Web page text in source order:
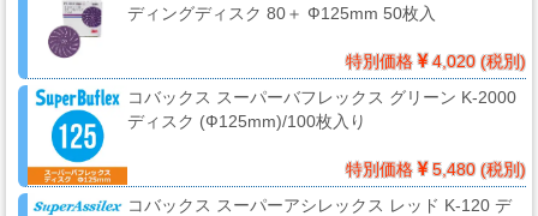
ラ
ディングディスク 80＋ Ф125mm 50枚入
特別価格
4,020 (税別)
コバックス スーパーバフレックス グリーン K-2000
ディスク (Ф125mm)/100枚入り
特別価格
5,480 (税別)
コバックス スーパーアシレックス レッド K-120 デ